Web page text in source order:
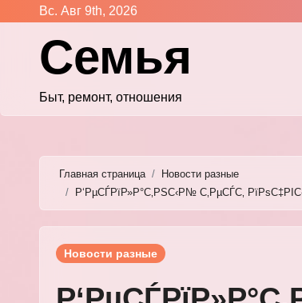
Перейти
содержимому
Вс. Авг 9th, 2026
Семья
Быт, ремонт, отношения
Главная страница
Новости разные
Р‘РµСЃРїР»Р°С‚РЅС‹Р№ С‚РµСЃС‚
Новости разные